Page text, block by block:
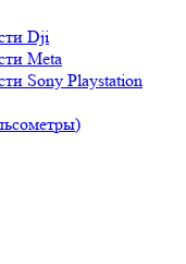
Dji
Meta
Sony Playstation